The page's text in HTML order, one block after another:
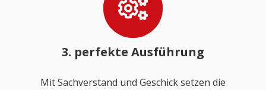
3. perfekte Ausführung
Mit Sachverstand und Geschick setzen die